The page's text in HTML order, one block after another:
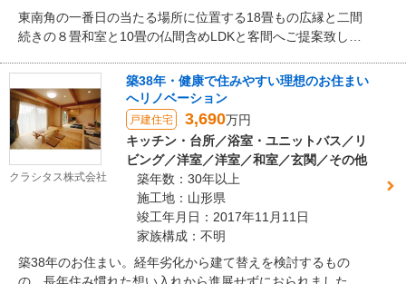
東南角の一番日の当たる場所に位置する18畳もの広縁と二間
続きの８畳和室と10畳の仏間含めLDKと客間へご提案致しま
室と広縁」から「33畳LDKと10畳客間」へと改装。二階を支
える柱はそのままに、明るく開放的な空間づくりに工夫を凝
らしています。 薪ストーブの効果が最大限発揮できる位置と
外から薪を運ぶ同線も意識しつつ、乱雑になりがちな薪スト
ックスペースは既存柱を生かし格子で目隠し兼アクセント
に。客間から一直線に広がる無垢の温かい空間が、その奥に
見える庭園をどこからでも眺められるよう窓開口を大きく取
ったことで、開放感がありながらも落ち着く空間を演出して
クラシタス株式会社
築38年・健康で住みやすい理想のお住まい
へリノベーション
戸建住宅 3,690万円
キッチン・台所／浴室・ユニットバス／リ
ビング／洋室／洋室／和室／玄関／その他
築年数：30年以上
施工地：山形県
竣工年月日：2017年11月11日
家族構成：不明
築38年のお住まい。経年劣化から建て替えを検討するもの